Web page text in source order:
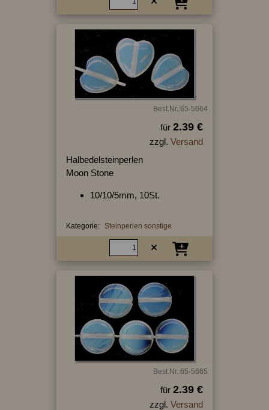
Best.Nr.:65-5664
für 2.39 €
zzgl. Versand
Halbedelsteinperlen
Moon Stone
10/10/5mm, 10St.
Kategorie: Steinperlen sonstige
Best.Nr.:65-5665
für 2.39 €
zzgl. Versand